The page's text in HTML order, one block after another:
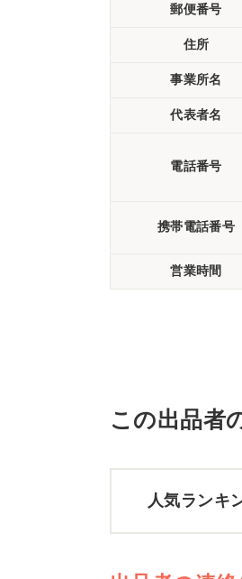
郵便番号
住所
事業所名
代表者名
電話番号
携帯電話番号
営業時間
この出品者
人気ランキ